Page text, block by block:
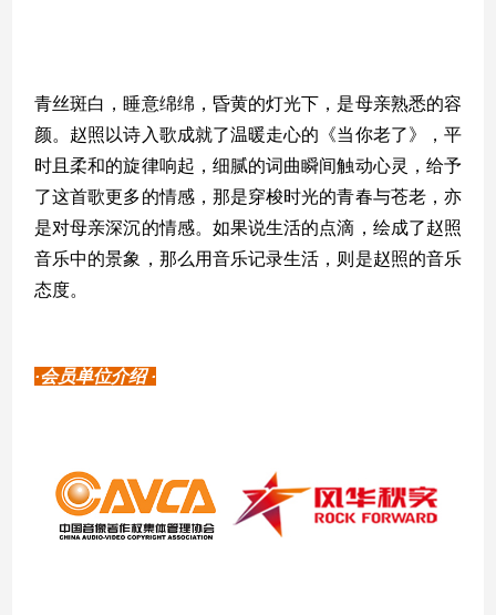
青丝斑白，睡意绵绵，昏黄的灯光下，是母亲熟悉的容
颜。赵照以诗入歌成就了温暖走心的《当你老了》，平
时且柔和的旋律响起，细腻的词曲瞬间触动心灵，给予
了这首歌更多的情感，那是穿梭时光的青春与苍老，亦
是对母亲深沉的情感。如果说生活的点滴，绘成了赵照
音乐中的景象，那么用音乐记录生活，则是赵照的音乐
态度。
·会员单位介绍 ·